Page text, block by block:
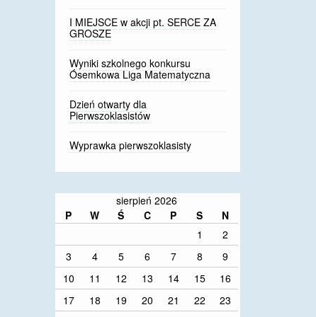
I MIEJSCE w akcji pt. SERCE ZA
GROSZE
Wyniki szkolnego konkursu
Ósemkowa Liga Matematyczna
Dzień otwarty dla
Pierwszoklasistów
Wyprawka pierwszoklasisty
sierpień 2026
P
W Ś C P S
N
1
2
3
4 5 6 7 8
9
10
11 12 13 14 15
16
17
18 19 20 21 22
23